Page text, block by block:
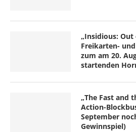
„Insidious: Out
Freikarten-
zum am 20.
startenden
„The Fast and
Action-
September
Gewinnspiel)